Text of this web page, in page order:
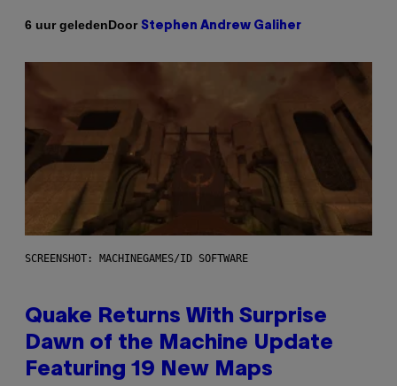
6 uur geledenDoor Stephen Andrew Galiher
SCREENSHOT: MACHINEGAMES/ID SOFTWARE
Quake Returns With Surprise
Dawn of the Machine Update
Featuring 19 New Maps